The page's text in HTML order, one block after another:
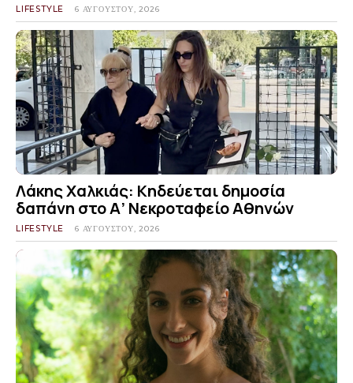
LIFESTYLE 6 ΑΥΓΟΎΣΤΟΥ, 2026
Λάκης Χαλκιάς: Κηδεύεται δημοσία
δαπάνη στο Α’ Νεκροταφείο Αθηνών
LIFESTYLE 6 ΑΥΓΟΎΣΤΟΥ, 2026